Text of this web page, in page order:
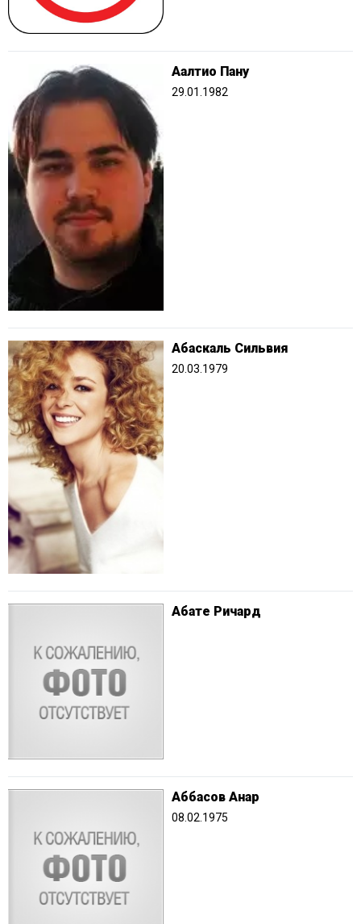
Аалтио Пану
29.01.1982
Абаскаль Сильвия
20.03.1979
Абате Ричард
Аббасов Анар
08.02.1975